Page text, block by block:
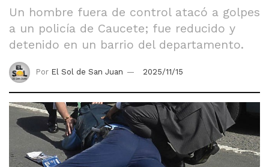
Un hombre fuera de control atacó a golpes
a un policía de Caucete; fue reducido y
detenido en un barrio del departamento.
Por El Sol de San Juan 2025/11/15